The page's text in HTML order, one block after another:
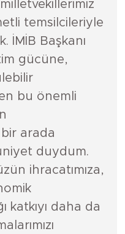
temsilcileriyle
İMİB Başkanı
gücüne,
bu önemli
bir arada
duydum.
ihracatımıza,
katkıyı daha da